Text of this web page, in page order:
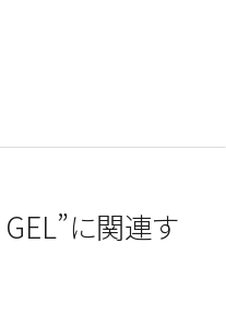
に関連す